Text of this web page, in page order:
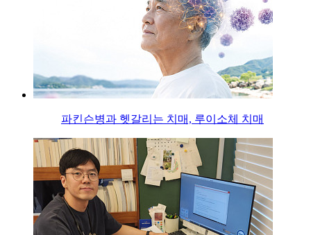
파킨슨병과 헷갈리는 치매, 루이소체 치매